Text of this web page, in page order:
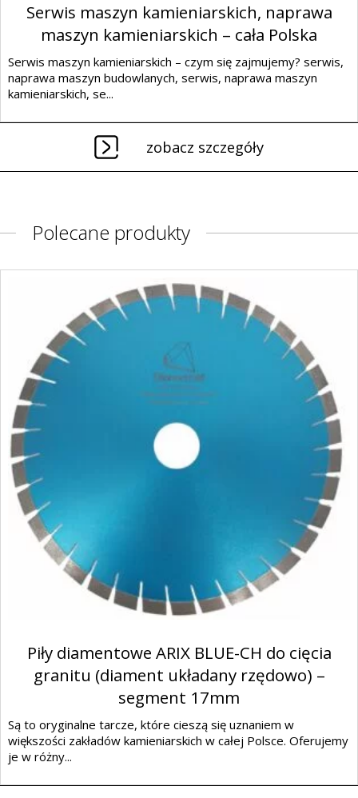
Serwis maszyn kamieniarskich, naprawa
maszyn kamieniarskich – cała Polska
Serwis maszyn kamieniarskich – czym się zajmujemy? serwis,
naprawa maszyn budowlanych, serwis, naprawa maszyn
kamieniarskich, se...
zobacz szczegóły
Polecane produkty
Piły diamentowe ARIX BLUE-CH do cięcia
granitu (diament układany rzędowo) –
segment 17mm
Są to oryginalne tarcze, które cieszą się uznaniem w
większości zakładów kamieniarskich w całej Polsce. Oferujemy
je w różny...